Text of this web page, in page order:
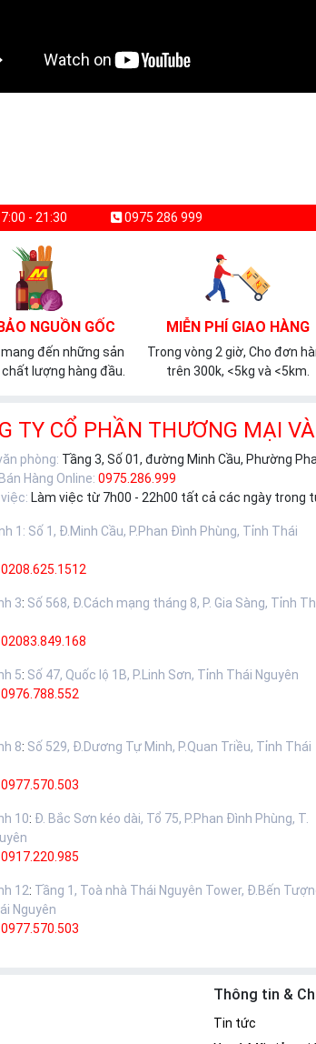
- 21:30 0975 286 999
NGUỒN GỐC
đến những sản
lượng hàng đầu.
MIỄN PHÍ GIAO HÀNG
Trong vòng 2 giờ, Cho đơn
trên 300k, <5kg và <5km.
TY CỔ PHẦN THƯƠNG MẠI
phòng: Tầng 3, Số 01, đường Minh Cầu, Phường
Hàng Online: 0975.286.999
Làm việc từ 7h00 - 22h00 tất cả các ngày trong
1 : Số 1, Đ.Minh Cầu, P.Phan Đình Phùng, Tỉnh Thái
0208.625.1512
3: Số 568, Đ.Cách mạng tháng 8, P. Gia Sàng, Tỉnh
02083.849.168
5: Số 47, Quốc lộ 1B, P.Linh Sơn, Tỉnh Thái Nguyên
0976.788.552
8: Số 529, Đ.Dương Tự Minh, P.Quan Triều, Tỉnh Thái
0977.570.503
10: Đ. Bắc Sơn kéo dài, Tổ 75, P.Phan Đình Phùng, T.
0917.220.985
12: Tầng 1, Toà nhà Thái Nguyên Tower, Đ.Bến
Nguyên
0977.570.503
Thông tin &
Tin tức